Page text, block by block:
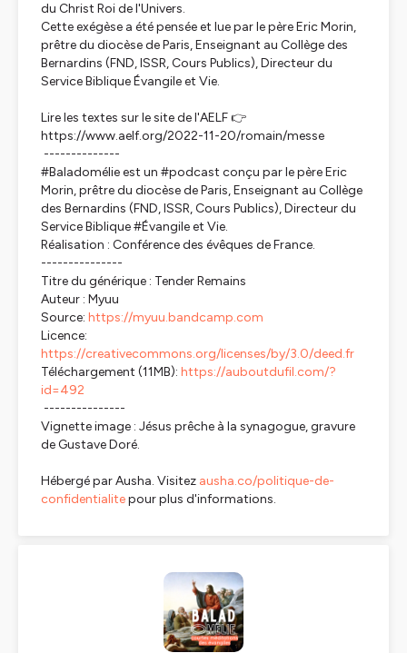
du Christ Roi de l'Univers.
Cette exégèse a été pensée et lue par le père Eric Morin,
prêtre du diocèse de Paris, Enseignant au Collège des
Bernardins (FND, ISSR, Cours Publics), Directeur du
Service Biblique Évangile et Vie.
Lire les textes sur le site de l'AELF 👉
https://www.aelf.org/2022-11-20/romain/messe
--------------
#Baladomélie est un #podcast conçu par le père Eric
Morin, prêtre du diocèse de Paris, Enseignant au Collège
des Bernardins (FND, ISSR, Cours Publics), Directeur du
Service Biblique #Évangile et Vie.
Réalisation : Conférence des évêques de France.
---------------
Titre du générique : Tender Remains
Auteur : Myuu
Source: https://myuu.bandcamp.com
Licence:
https://creativecommons.org/licenses/by/3.0/deed.fr
Téléchargement (11MB): https://auboutdufil.com/?
id=492
---------------
Vignette image : Jésus prêche à la synagogue, gravure
de Gustave Doré.
Hébergé par Ausha. Visitez ausha.co/politique-de-
confidentialitepour plus d'informations.